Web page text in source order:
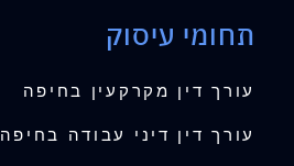
תחומי עיסוק
עורך דין מקרקעין בחיפה
עורך דין דיני עבודה בחיפה